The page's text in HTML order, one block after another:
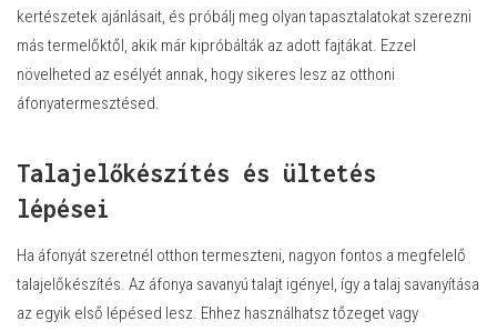
kertészetek ajánlásait, és próbálj meg olyan tapasztalatokat szerezni
más termelőktől, akik már kipróbálták az adott fajtákat. Ezzel
növelheted az esélyét annak, hogy sikeres lesz az otthoni
áfonyatermesztésed.
Talajelőkészítés és ültetés
lépései
Ha áfonyát szeretnél otthon termeszteni, nagyon fontos a megfelelő
talajelőkészítés. Az áfonya savanyú talajt igényel, így a talaj savanyítása
az egyik első lépésed lesz. Ehhez használhatsz tőzeget vagy